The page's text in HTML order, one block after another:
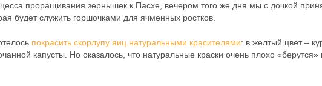
проращивания зернышек к Пасхе, вечером того же дня мы с дочкой
будет служить горшочками для ячменных ростков.
покрасить скорлупу яиц натуральными красителями: в желтый цвет –
капусты. Но оказалось, что натуральные краски очень плохо «берутся»